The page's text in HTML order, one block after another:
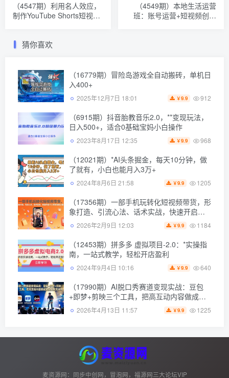
（4547期）利用名人效应，
制作YouTube Shorts短视
（4549期）本地生活运营
班：账号运营+短视频创作
猜你喜欢
（16779期）冒险岛游戏全自动搬砖，单机日
入400+
2025年12月7日 18:01 ￥9.9 912
（6915期）抖音胎教音乐2.0，**变现玩法，
日入500+，适合0基础宝妈小白操作
2023年8月17日 12:35 ￥9.9 968
（12021期）*AI头条掘金，每天10分钟，做
了就有，小白也能月入3万+
2024年8月6日 21:58 ￥9.9 1205
（17356期）一部手机玩转化短视频带货，形
象打造、引流心法、话术实战，快速开启个
人带货创收之路
2026年2月9日 12:03 ￥9.9 1184
（12453期）拼多多 虚拟项目-2.0：*实操指
南，一站式教学，轻松开店盈利
2024年9月4日 10:16 ￥9.9 640
（17990期）AI脱口秀赛道变现实战：豆包
+即梦+剪映三个工具，把高互动内容做成批
量复制流水线
2026年4月13日 11:57 ￥9.9 1225
麦资源网：同步中创网，冒泡网，福源网三大论坛VIP